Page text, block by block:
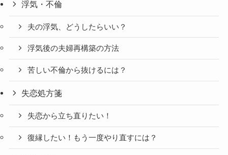
浮気・不倫
夫の浮気、どうしたらいい？
浮気後の夫婦再構築の方法
苦しい不倫から抜けるには？
失恋処方箋
失恋から立ち直りたい！
復縁したい！もう一度やり直すには？